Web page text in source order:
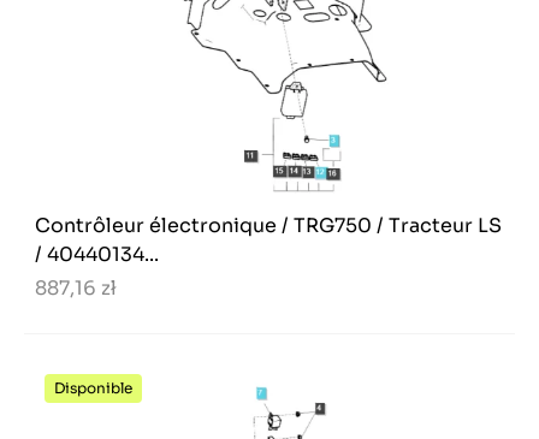
Contrôleur électronique / TRG750 / Tracteur LS
/ 40440134...
887,16 zł
Disponible